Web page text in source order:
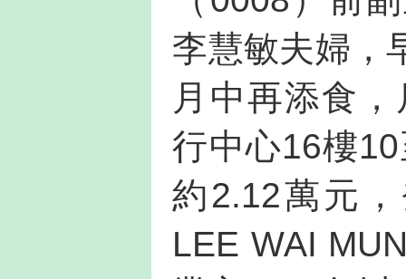
李慧敏夫婦，
月中再添食
行中心16樓
約2.12萬元
LEE WAI